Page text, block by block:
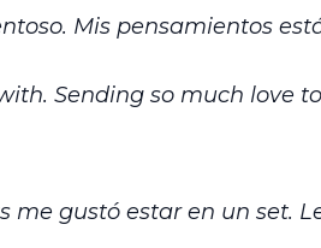
Mis pensamientos
Sending so much love
gustó estar en un set.